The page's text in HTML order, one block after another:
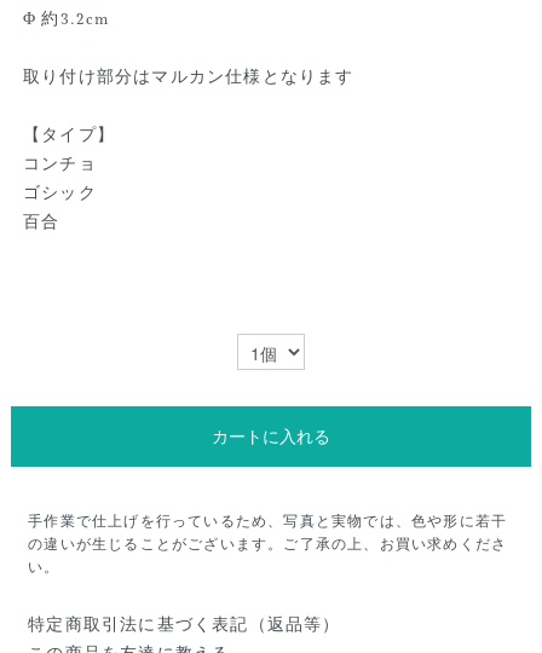
Φ 約3.2cm
取り付け部分はマルカン仕様となります
【タイプ】
コンチョ
ゴシック
百合
カートに入れる
手作業で仕上げを行っているため、写真と実物では、色や形に若干
の違いが生じることがございます。ご了承の上、お買い求めくださ
い。
特定商取引法に基づく表記（返品等）